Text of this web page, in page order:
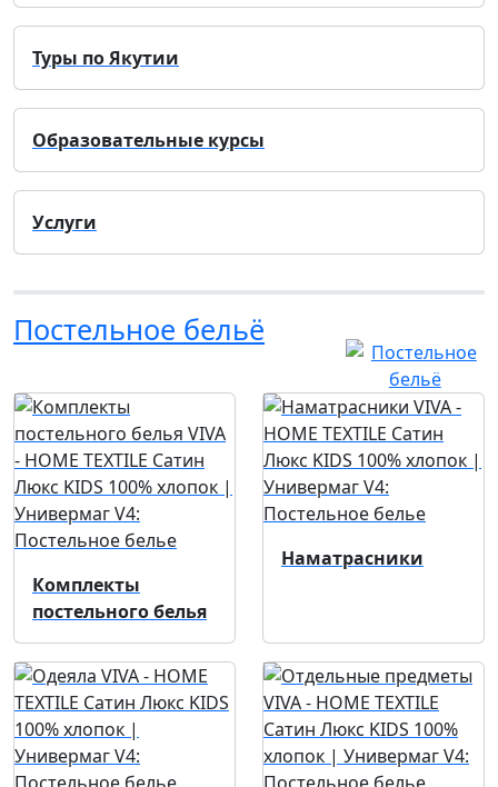
Туры по Якутии
Образовательные курсы
Услуги
Постельное бельё
Комплекты
постельного белья
Наматрасники